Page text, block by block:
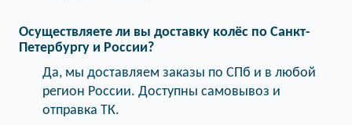
Осуществляете ли вы доставку колёс по Санкт-
Петербургу и России?
Да, мы доставляем заказы по СПб и в любой
регион России. Доступны самовывоз и
отправка ТК.